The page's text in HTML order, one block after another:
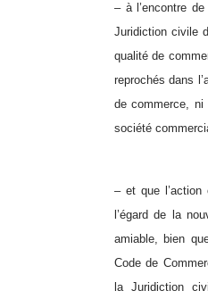
– à l’encontre
Juridiction civile
qualité de
reprochés dans
de commerce,
société
– et que l’action
l’égard de la
amiable, bien
Code de
la Juridiction